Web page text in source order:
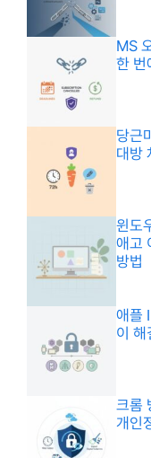
MS
한 번
당근
대방
윈도
애고
방법
애플
이 해
크롬
개인